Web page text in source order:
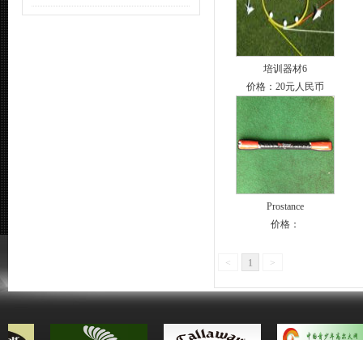
培训器材6
价格：20元人民币
Prostance
价格：
< 1 >